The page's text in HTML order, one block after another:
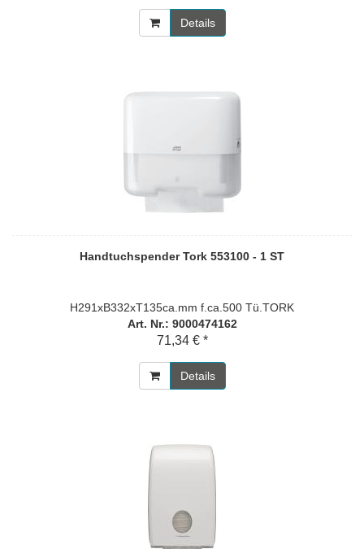
Details
Handtuchspender Tork 553100 - 1 ST
H291xB332xT135ca.mm f.ca.500 Tü.TORK
Art. Nr.: 9000474162
71,34 € *
Details